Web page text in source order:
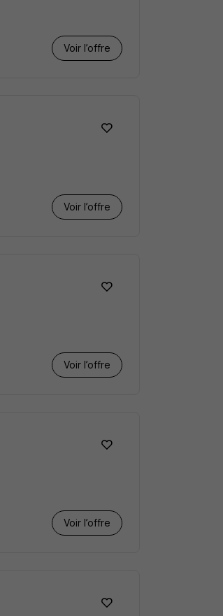
Voir l’offre
Voir l’offre
Voir l’offre
Voir l’offre